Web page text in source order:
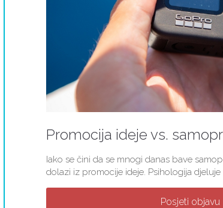
Promocija ideje vs.
Iako se čini da se mnogi danas bave
dolazi iz promocije ideje. Psihologija djeluje
Posjeti objavu